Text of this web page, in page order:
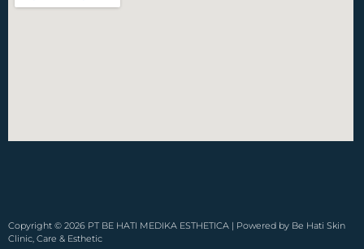
Copyright © 2026 PT BE HATI MEDIKA ESTHETICA | Powered by Be Hati Skin
Clinic, Care & Esthetic